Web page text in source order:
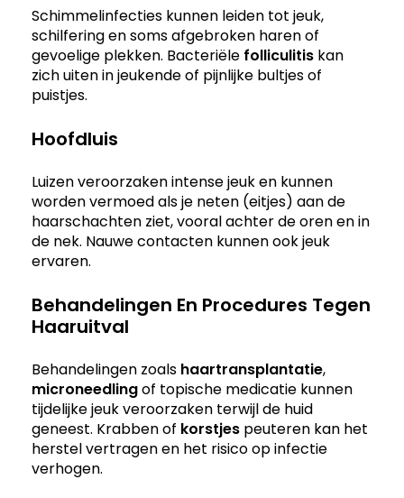
Schimmelinfecties kunnen leiden tot jeuk,
schilfering en soms afgebroken haren of
gevoelige plekken. Bacteriële folliculitis kan
zich uiten in jeukende of pijnlijke bultjes of
puistjes.
Hoofdluis
Luizen veroorzaken intense jeuk en kunnen
worden vermoed als je neten (eitjes) aan de
haarschachten ziet, vooral achter de oren en in
de nek. Nauwe contacten kunnen ook jeuk
ervaren.
Behandelingen En Procedures Tegen
Haaruitval
Behandelingen zoals haartransplantatie,
microneedlingof topische medicatie kunnen
tijdelijke jeuk veroorzaken terwijl de huid
geneest. Krabben of korstjes peuteren kan het
herstel vertragen en het risico op infectie
verhogen.